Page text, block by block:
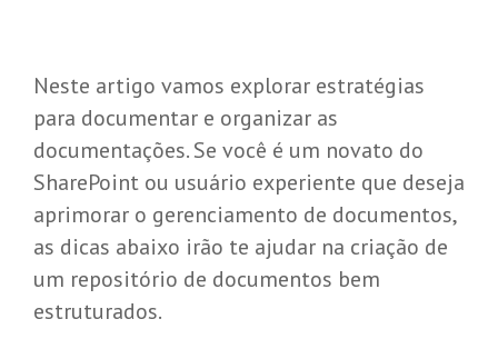
Neste artigo vamos explorar estratégias
para documentar e organizar as
documentações. Se você é um novato do
SharePoint ou usuário experiente que deseja
aprimorar o gerenciamento de documentos,
as dicas abaixo irão te ajudar na criação de
um repositório de documentos bem
estruturados.